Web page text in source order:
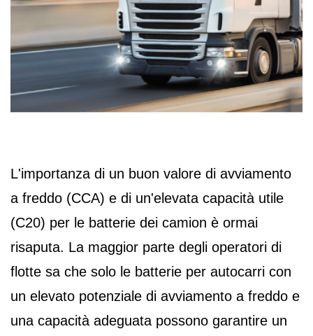
L'importanza di un buon valore di avviamento
a freddo (CCA) e di un'elevata capacità utile
(C20) per le batterie dei camion è ormai
risaputa. La maggior parte degli operatori di
flotte sa che solo le batterie per autocarri con
un elevato potenziale di avviamento a freddo e
una capacità adeguata possono garantire un